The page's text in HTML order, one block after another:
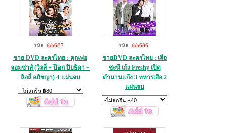
รหัส: thh687
ขาย DVD ละครไทย : คุณพ่อ
จอมซ่าส์ (วิลลี่ + ป๊อก ปิยธิดา +
ลิลลี่ อภิชญา) 4 แผ่นจบ
รหัส: thh686
ขายDVD ละครไทย : เสือ
ชะนี เก้ง Freshy เปิด
ตำนานแก๊ง 3 ทหารเสือ 2
แผ่นจบ